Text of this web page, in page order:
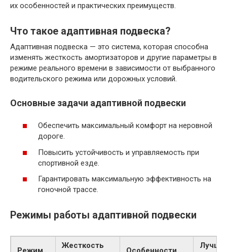
их особенностей и практических преимуществ.
Что такое адаптивная подвеска?
Адаптивная подвеска — это система, которая способна
изменять жесткость амортизаторов и другие параметры в
режиме реального времени в зависимости от выбранного
водительского режима или дорожных условий.
Основные задачи адаптивной подвески
Обеспечить максимальный комфорт на неровной
дороге.
Повысить устойчивость и управляемость при
спортивной езде.
Гарантировать максимальную эффективность на
гоночной трассе.
Режимы работы адаптивной подвески
Жесткость